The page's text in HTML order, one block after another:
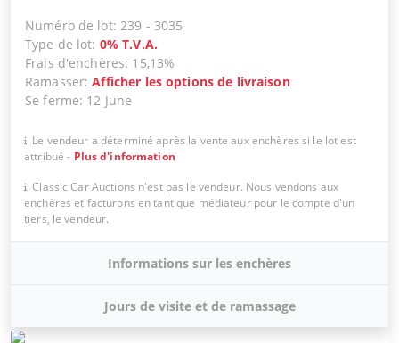
Numéro de lot:239 - 3035
Type de lot: 0% T.V.A.
Frais d'enchères: 15,13%
Ramasser:Afficher les options de livraison
Se ferme: 12 June
Le vendeur a déterminé après la vente aux enchères si le lot est
attribué - Plus d'information
Classic Car Auctions n'est pas le vendeur. Nous vendons aux
enchères et facturons en tant que médiateur pour le compte d'un
tiers, le vendeur.
Informations sur les enchères
Jours de visite et de ramassage